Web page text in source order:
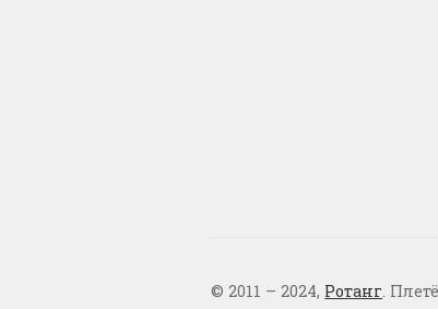
© 2011 – 2024, Ротанг.